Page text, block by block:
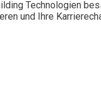
Technologien
und Ihre